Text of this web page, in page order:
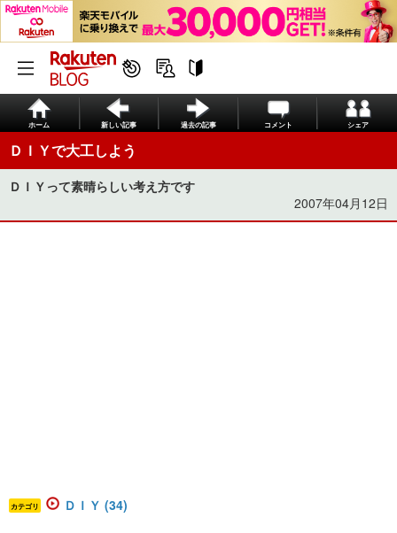
ホーム 新しい記事 過去の記事 コメント シェア
ＤＩＹで大工しよう
ＤＩＹって素晴らしい考え方です
2007年04月12日
カテゴリ ＤＩＹ (34)